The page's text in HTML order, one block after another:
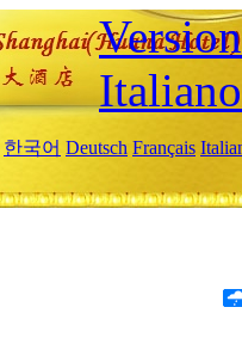
Italiano
한국어 Deutsch Français